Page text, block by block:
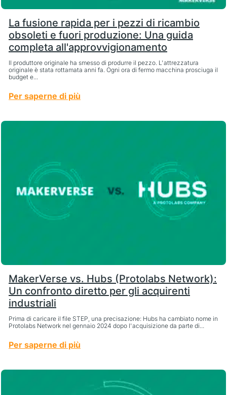
La fusione rapida per i pezzi di ricambio
obsoleti e fuori produzione: Una guida
completa all'approvvigionamento
Il produttore originale ha smesso di produrre il pezzo. L'attrezzatura
originale è stata rottamata anni fa. Ogni ora di fermo macchina prosciuga il
budget e...
Per saperne di più
MakerVerse vs. Hubs (Protolabs Network):
Un confronto diretto per gli acquirenti
industriali
Prima di caricare il file STEP, una precisazione: Hubs ha cambiato nome in
Protolabs Network nel gennaio 2024 dopo l'acquisizione da parte di...
Per saperne di più